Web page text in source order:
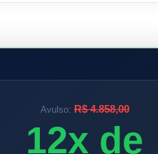
Avulso:R$ 4.858,00
12x de